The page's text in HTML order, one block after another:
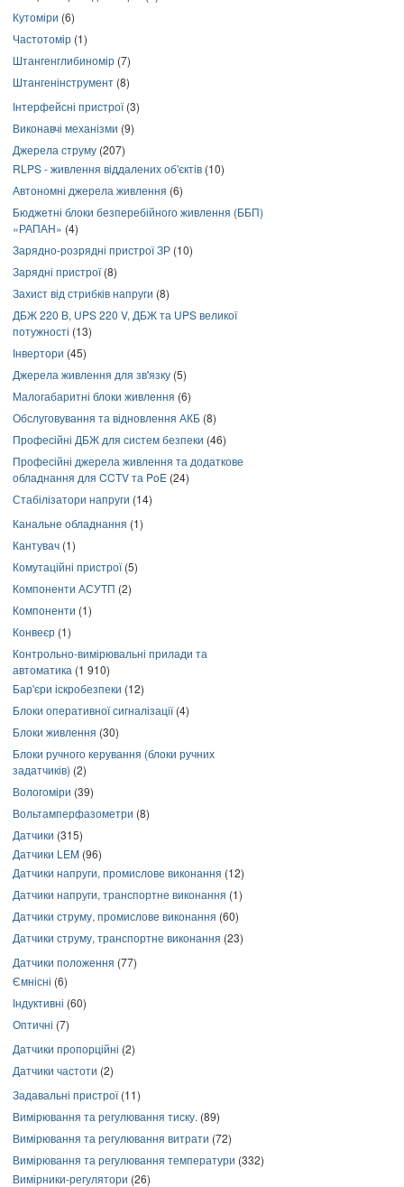
Кутоміри (6)
Частотомір (1)
Штангенглибиномір (7)
Штангенінструмент (8)
Інтерфейсні пристрої(3)
Виконавчі механізми (9)
Джерела струму (207)
RLPS - живлення віддалених об'єктів (10)
Автономні джерела живлення (6)
Бюджетні блоки безперебійного живлення (ББП)
«РАПАН» (4)
Зарядно-розрядні пристрої ЗР (10)
Зарядні пристрої(8)
Захист від стрибків напруги (8)
ДБЖ 220 В, UPS 220 V, ДБЖ та UPS великої
потужності (13)
Інвертори (45)
Джерела живлення для зв'язку (5)
Малогабаритні блоки живлення (6)
Обслуговування та відновлення АКБ (8)
Професійні ДБЖ для систем безпеки (46)
Професійні джерела живлення та додаткове
обладнання для CCTV та PoE (24)
Стабілізатори напруги (14)
Канальне обладнання (1)
Кантувач (1)
Комутаційні пристрої(5)
Компоненти АСУТП (2)
Компоненти (1)
Конвеєр (1)
Контрольно-вимірювальні прилади та
автоматика (1 910)
Бар'єри іскробезпеки (12)
Блоки оперативної сигналізації(4)
Блоки живлення (30)
Блоки ручного керування (блоки ручних
задатчиків) (2)
Вологоміри (39)
Вольтамперфазометри (8)
Датчики (315)
Датчики LEM (96)
Датчики напруги, промислове виконання (12)
Датчики напруги, транспортне виконання (1)
Датчики струму, промислове виконання (60)
Датчики струму, транспортне виконання (23)
Датчики положення (77)
Ємнісні (6)
Індуктивні (60)
Оптичні (7)
Датчики пропорційні (2)
Датчики частоти (2)
Задавальні пристрої(11)
Вимірювання та регулювання тиску. (89)
Вимірювання та регулювання витрати (72)
Вимірювання та регулювання температури (332)
Вимірники-регулятори (26)